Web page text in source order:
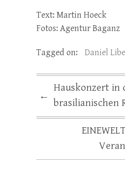
Text: Martin Hoeck
Fotos: Agentur Baganz
Tagged on: Daniel
←
Hauskonzert in
brasilianischen